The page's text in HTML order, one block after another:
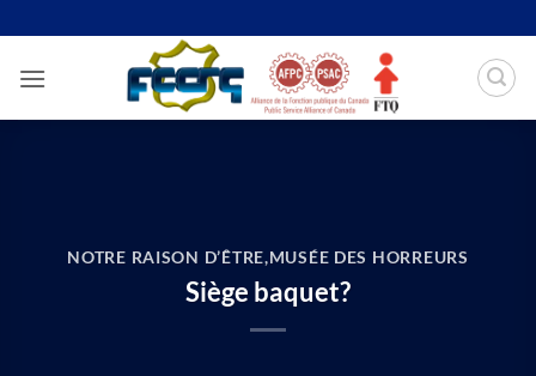
au
contenu
NOTRE RAISON D’ÊTRE,MUSÉE DES HORREURS
Siège baquet?